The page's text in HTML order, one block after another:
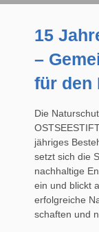
15
–
für den
Die
jähriges
setzt sich die
nachhaltige
ein und blickt
erfolgreiche
schaften und